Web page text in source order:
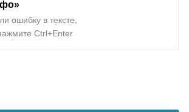
ошибку в тексте,
Ctrl+Enter